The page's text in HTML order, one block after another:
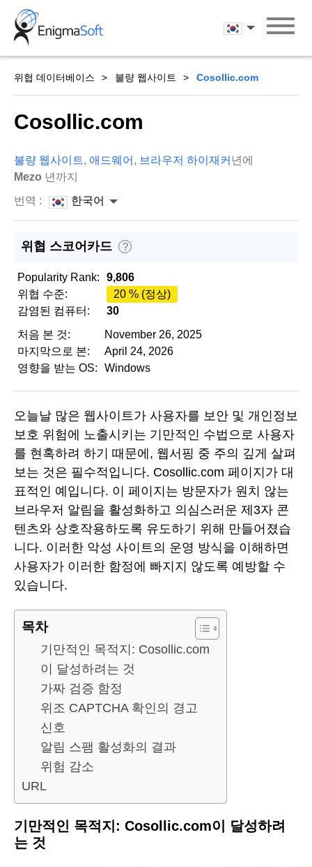
Skip
content
한국어
위협 데이터베이스 불량 웹사이트 Cosollic.com
Cosollic.com
불량 웹사이트, 애드웨어 , 브라우저 하이재커 년에
Mezo 년까지
번역 :
한국어
위협 스코어카드 ?
Popularity Rank:
9,806
위협 수준:
20 % (정상)
감염된 컴퓨터:
30
처음 본 것:
November 26, 2025
마지막으로 본:
April 24, 2026
영향을 받는 OS:
Windows
오늘날 많은 웹사이트가 사용자를 보안 및 개인정보
보호 위험에 노출시키는 기만적인 수법으로 사용자
를 현혹하려 하기 때문에, 웹서핑 중 주의 깊게 살펴
보는 것은 필수적입니다. Cosollic.com 페이지가 대
표적인 예입니다. 이 페이지는 방문자가 원치 않는
브라우저 알림을 활성화하고 의심스러운 제3자 콘
텐츠와 상호작용하도록 유도하기 위해 만들어졌습
니다. 이러한 악성 사이트의 운영 방식을 이해하면
사용자가 이러한 함정에 빠지지 않도록 예방할 수
있습니다.
목차
기만적인 목적지: Cosollic.com
이 달성하려는 것
가짜 검증 함정
위조 CAPTCHA 확인의 경고
신호
알림 스팸 활성화의 결과
위험 감소
URL
기만적인 목적지: Cosollic.com이 달성하려
는 것